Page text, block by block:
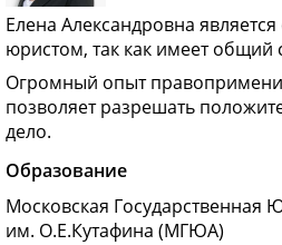
Елена Александровна
юристом, так как имеет общий
Огромный опыт
позволяет разрешать
дело.
Образование
Московская Государственная
им. О.Е.Кутафина (МГЮА)